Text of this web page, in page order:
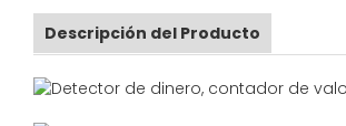
Descripción del Producto